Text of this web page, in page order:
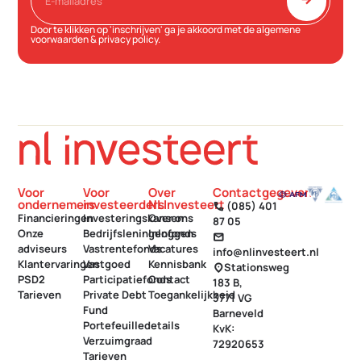
Door te klikken op 'inschrijven' ga je akkoord met dealgemene
voorwaarden&privacy policy.
Voor
ondernemers
Financieringen
Onze
adviseurs
Klantervaringen
PSD2
Tarieven
Voor
investeerders
Investeringskansen
Bedrijfsleningenfonds
Vastrentefonds
Vastgoed
Participatiefonds
Private Debt
Fund
Portefeuilledetails
Verzuimgraad
Tarieven
Over
NLInvesteert
Over ons
Inloggen
Vacatures
Kennisbank
Contact
Toegankelijkheid
Contactgegevens
call (085) 401
87 05
mail
info@nlinvesteert.nl
location_onStationsweg
183 B,
3771 VG
Barneveld
KvK:
72920653